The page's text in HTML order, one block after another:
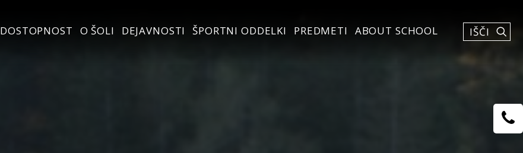
DOSTOPNOST O ŠOLI DEJAVNOSTI ŠPORTNI ODDELKI PREDMETI ABOUT SCHOOL